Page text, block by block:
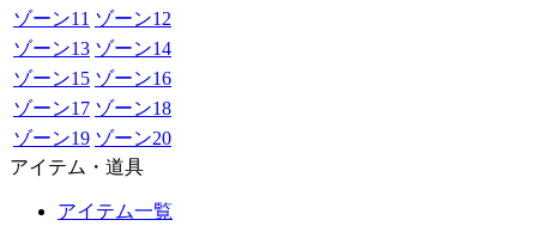
ゾーン11 ゾーン12
ゾーン13 ゾーン14
ゾーン15 ゾーン16
ゾーン17 ゾーン18
ゾーン19 ゾーン20
アイテム・道具
アイテム一覧